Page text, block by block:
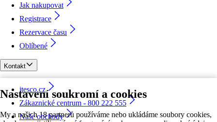
Nastavení soukromí a cookies
My a našich 18 partnerů používáme nebo ukládáme soubory cookies,
Jak nakupovat
Registrace
Rezervace času
Oblíbené
Kontakt
itesco.cz
Zákaznické centrum - 800 222 555
Naše obchody